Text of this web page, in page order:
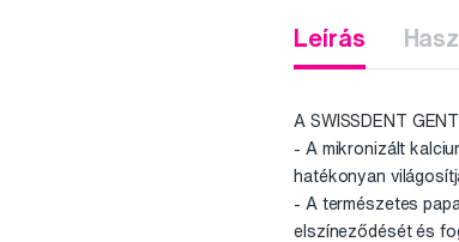
Leírás
A SWISSDENT
- A mikronizált
hatékonyan
- A természetes
elszíneződését és